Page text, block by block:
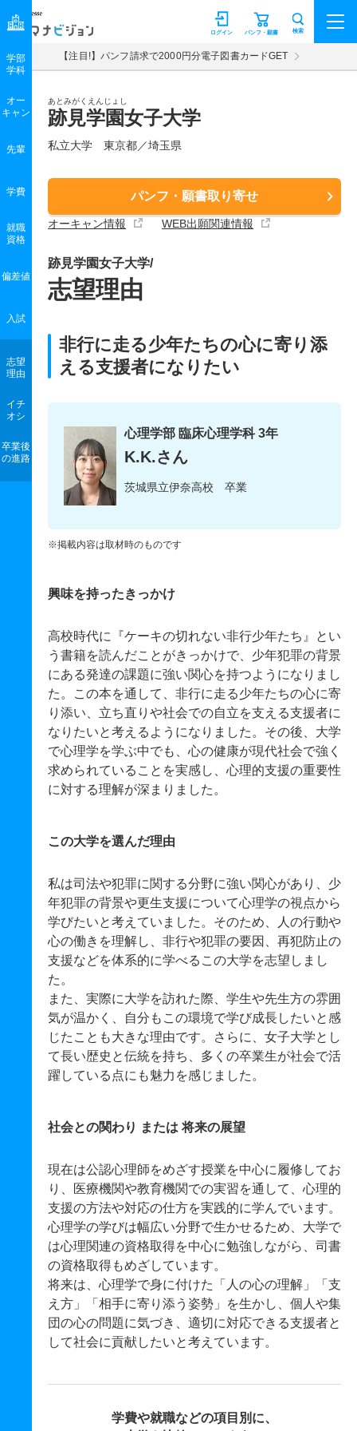
マナビジョン パンフ・願書
ログイン 検索
【注目!】パンフ請求で2000円分電子図書カードGET
あとみがくえんじょし
跡見学園女子大学
私立大学 東京都／埼玉県
パンフ・願書取り寄せ
オーキャン情報 WEB出願関連情報
学部
学科
オー
キャン
先輩
学費
就職
資格
偏差値
入試
志望
理由
イチ
オシ
卒業後
の進路
跡見学園女子大学/
志望理由
非行に走る少年たちの心に寄り添
える支援者になりたい
心理学部 臨床心理学科 3年
K.K.さん
茨城県立伊奈高校 卒業
※掲載内容は取材時のものです
興味を持ったきっかけ
高校時代に『ケーキの切れない非行少年たち』とい
う書籍を読んだことがきっかけで、少年犯罪の背景
にある発達の課題に強い関心を持つようになりまし
た。この本を通して、非行に走る少年たちの心に寄
り添い、立ち直りや社会での自立を支える支援者に
なりたいと考えるようになりました。その後、大学
で心理学を学ぶ中でも、心の健康が現代社会で強く
求められていることを実感し、心理的支援の重要性
に対する理解が深まりました。
この大学を選んだ理由
私は司法や犯罪に関する分野に強い関心があり、少
年犯罪の背景や更生支援について心理学の視点から
学びたいと考えていました。そのため、人の行動や
心の働きを理解し、非行や犯罪の要因、再犯防止の
支援などを体系的に学べるこの大学を志望しまし
た。
また、実際に大学を訪れた際、学生や先生方の雰囲
気が温かく、自分もこの環境で学び成長したいと感
じたことも大きな理由です。さらに、女子大学とし
て長い歴史と伝統を持ち、多くの卒業生が社会で活
躍している点にも魅力を感じました。
社会との関わり または 将来の展望
現在は公認心理師をめざす授業を中心に履修してお
り、医療機関や教育機関での実習を通して、心理的
支援の方法や対応の仕方を実践的に学んでいます。
心理学の学びは幅広い分野で生かせるため、大学で
は心理関連の資格取得を中心に勉強しながら、司書
の資格取得もめざしています。
将来は、心理学で身に付けた「人の心の理解」「支
え方」「相手に寄り添う姿勢」を生かし、個人や集
団の心の問題に気づき、適切に対応できる支援者と
して社会に貢献したいと考えています。
学費や就職などの項目別に、